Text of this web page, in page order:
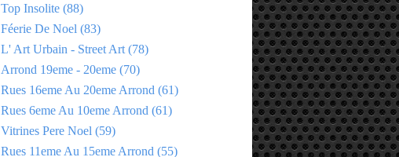
Top Insolite (88)
Féerie De Noel (83)
L' Art Urbain - Street Art (78)
Arrond 19eme - 20eme (70)
Rues 16eme Au 20eme Arrond (61)
Rues 6eme Au 10eme Arrond (61)
Vitrines Pere Noel (59)
Rues 11eme Au 15eme Arrond (55)